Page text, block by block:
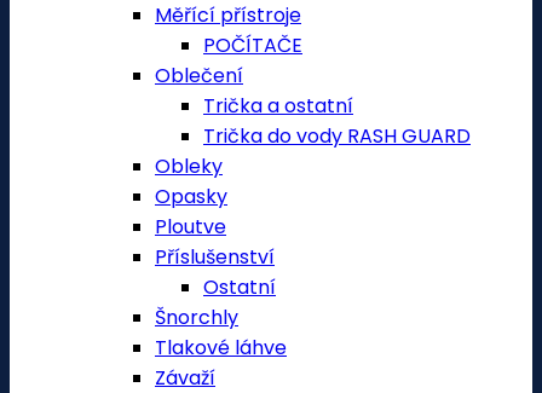
Měřící přístroje
POČÍTAČE
Oblečení
Trička a ostatní
Trička do vody RASH GUARD
Obleky
Opasky
Ploutve
Příslušenství
Ostatní
Šnorchly
Tlakové láhve
Závaží